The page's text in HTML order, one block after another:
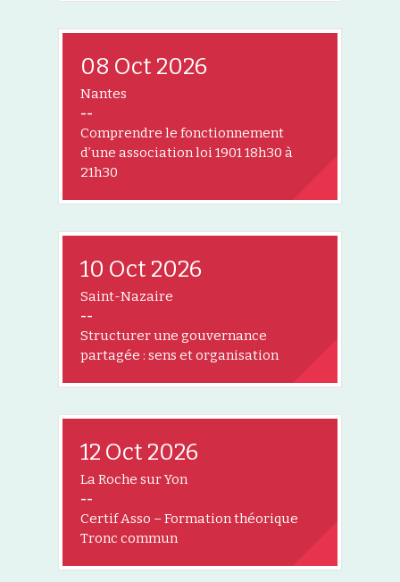
08 Oct 2026
Nantes
--
Comprendre le fonctionnement
d’une association loi 1901 18h30 à
21h30
10 Oct 2026
Saint-Nazaire
--
Structurer une gouvernance
partagée : sens et organisation
12 Oct 2026
La Roche sur Yon
--
Certif Asso – Formation théorique
Tronc commun